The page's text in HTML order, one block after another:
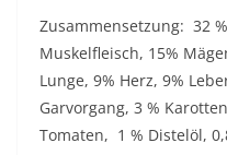
Zusammensetzung: 32
Muskelfleisch, 15%
Lunge, 9% Herz, 9%
Garvorgang, 3 %
Tomaten, 1 % Distelöl,